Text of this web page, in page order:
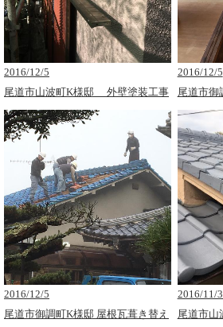
2016/12/5
尾道市山波町K様邸 外壁塗装工事
2016/12/5
尾道市御
2016/12/5
尾道市御調町K様邸 屋根瓦葺き替え
2016/11/
尾道市